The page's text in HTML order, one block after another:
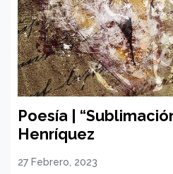
Poesía |
Henríquez
27 Febrero, 2023